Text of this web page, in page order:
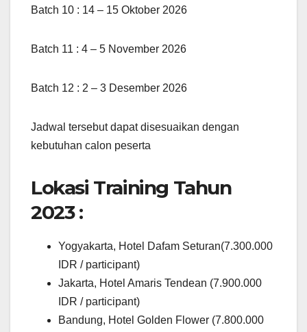
Batch 10 : 14 – 15 Oktober 2026
Batch 11 : 4 – 5 November 2026
Batch 12 : 2 – 3 Desember 2026
Jadwal tersebut dapat disesuaikan dengan
kebutuhan calon peserta
Lokasi Training Tahun
2023 :
Yogyakarta, Hotel Dafam Seturan(7.300.000
IDR / participant)
Jakarta, Hotel Amaris Tendean (7.900.000
IDR / participant)
Bandung, Hotel Golden Flower (7.800.000